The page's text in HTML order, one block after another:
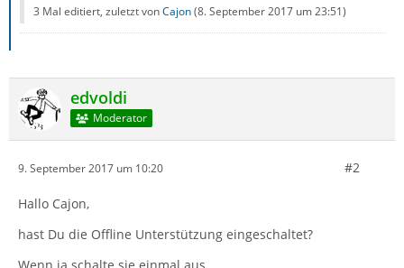
3 Mal editiert, zuletzt vonCajon(8. September 2017 um 23:51)
edvoldi
Moderator
9. September 2017 um 10:20 #2
Hallo Cajon,
hast Du die Offline Unterstützung eingeschaltet?